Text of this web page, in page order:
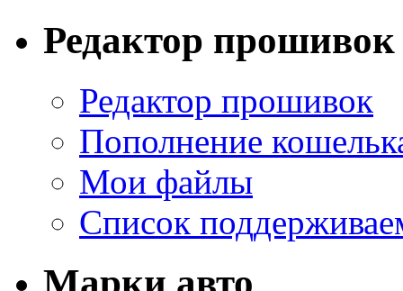
Редактор прошивок
Редактор прошивок
Пополнение
Мои файлы
Список
Марки авто